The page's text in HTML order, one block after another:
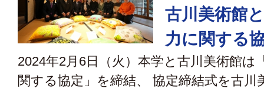
古川美術館
力に関する
2024年2月6日（火）本学と古川美術館は
関する協定」を締結、 協定締結式を古川